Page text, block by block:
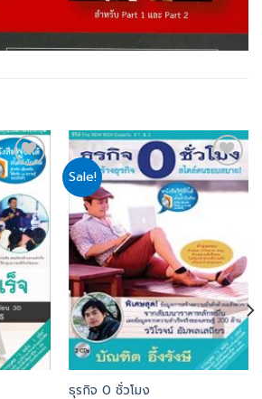
Add
to
wishlist
Sale!
Add
to
ธุรกิจ 0 ชั่วโมง